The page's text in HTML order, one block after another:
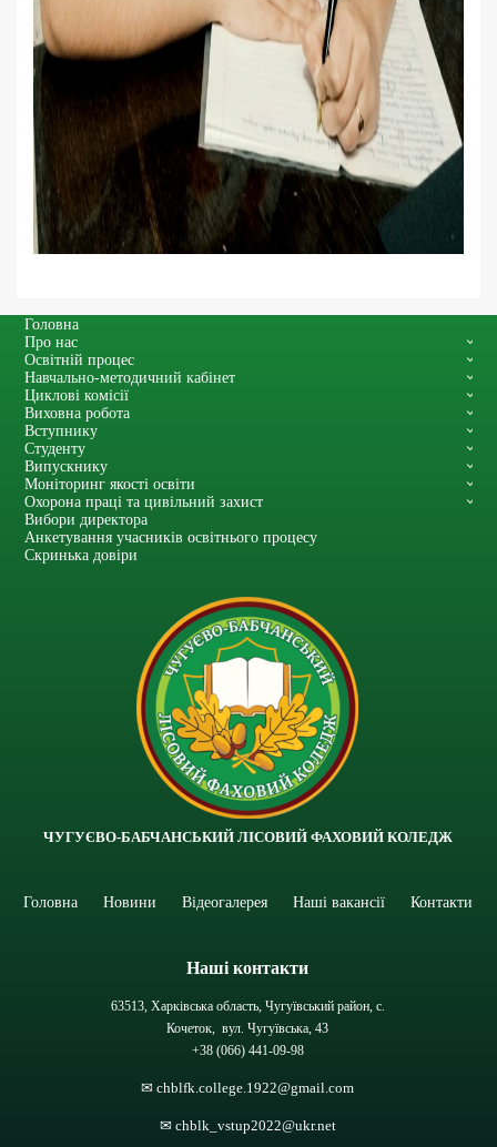
Головна
Про нас
Освітній процес
Навчально-методичний кабінет
Циклові комісії
Виховна робота
Вступнику
Студенту
Випускнику
Моніторинг якості освіти
Охорона праці та цивільний захист
Вибори директора
Анкетування учасників освітнього процесу
Скринька довіри
ЧУГУЄВО-БАБЧАНСЬКИЙ ЛІСОВИЙ ФАХОВИЙ КОЛЕДЖ
Головна Новини Відеогалерея Наші вакансії Контакти
Наші контакти
63513, Харківська область, Чугуївський район, с.
Кочеток, вул. Чугуївська, 43
+38 (066) 441-09-98
✉ chblfk.college.1922@gmail.com
✉ chblk_vstup2022@ukr.net